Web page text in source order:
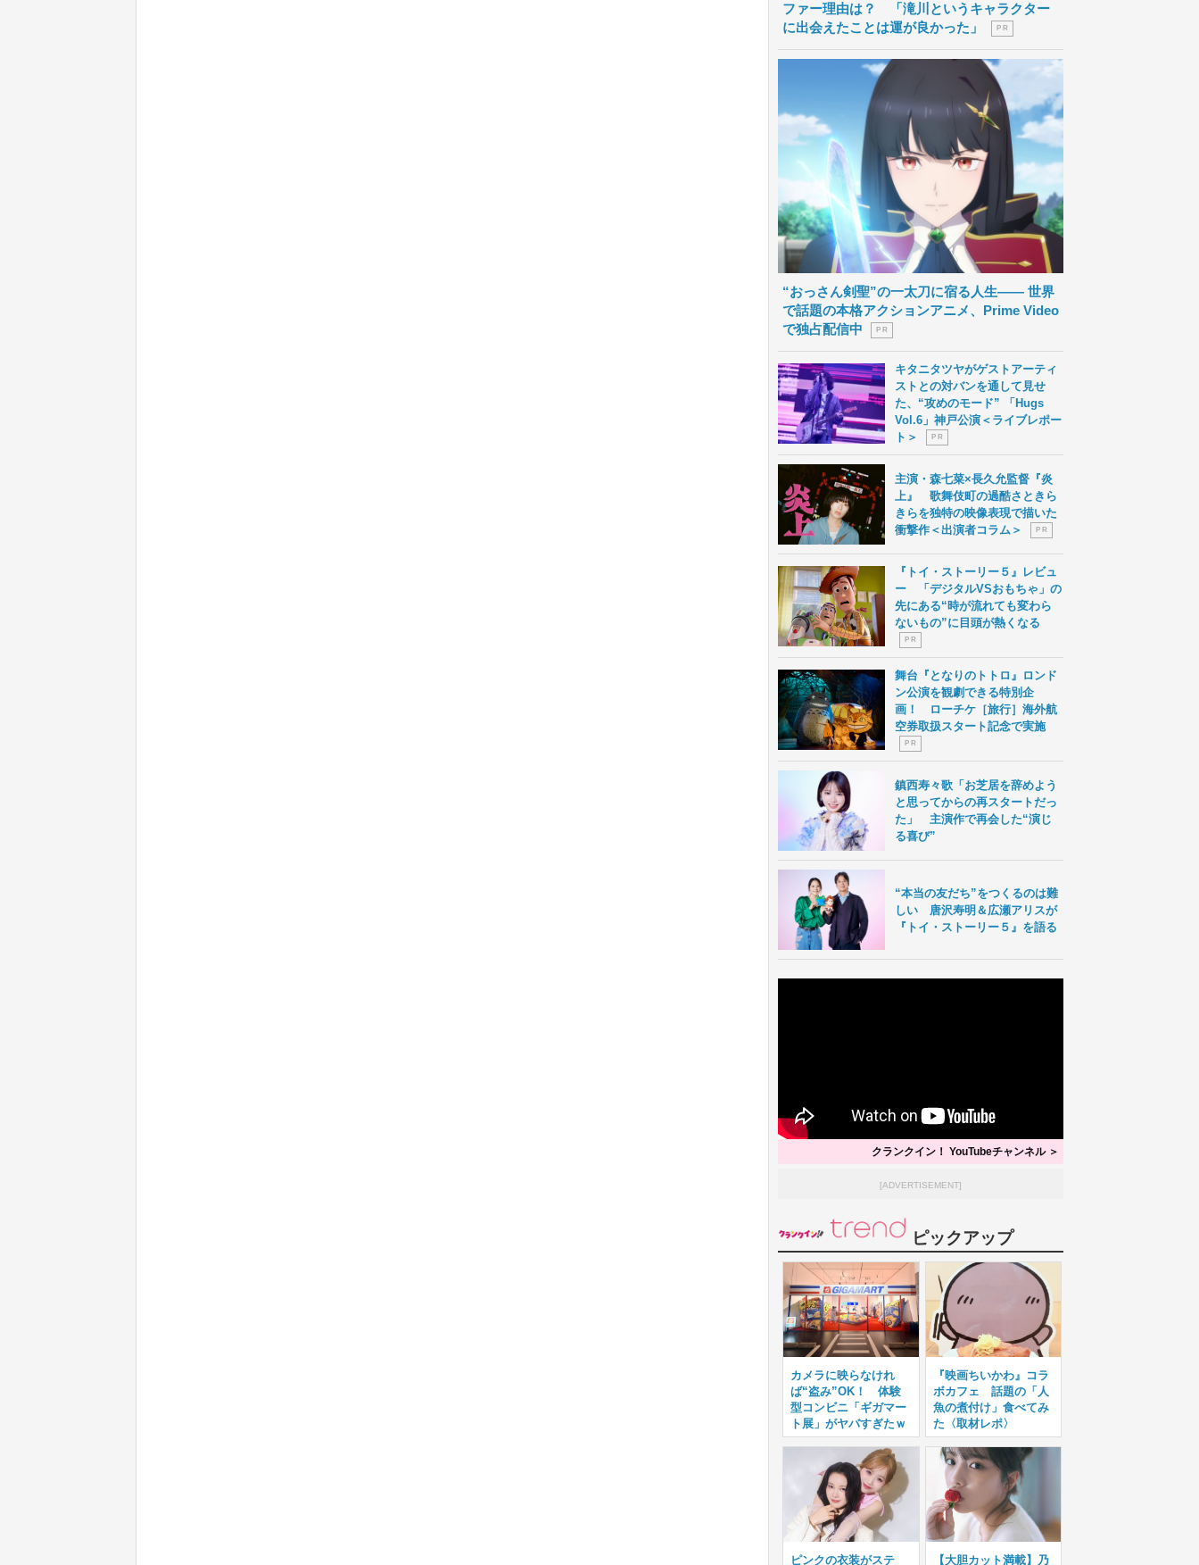
ファー理由は？ 「滝川というキャラクター
に出会えたことは運が良かった」
P R
“おっさん剣聖”の一太刀に宿る人生―― 世界
で話題の本格アクションアニメ、Prime Video
で独占配信中
P R
キタニタツヤがゲストアーティ
ストとの対バンを通して見せ
た、“攻めのモード” 「Hugs
Vol.6」神戸公演＜ライブレポー
ト＞
P R
主演・森七菜×長久允監督『炎
上』 歌舞伎町の過酷さときら
きらを独特の映像表現で描いた
衝撃作＜出演者コラム＞
P R
『トイ・ストーリー５』レビュ
ー 「デジタルVSおもちゃ」の
先にある“時が流れても変わら
ないもの”に目頭が熱くなる
P R
舞台『となりのトトロ』ロンド
ン公演を観劇できる特別企
画！ ローチケ［旅行］海外航
空券取扱スタート記念で実施
P R
鎮西寿々歌「お芝居を辞めよう
と思ってからの再スタートだっ
た」 主演作で再会した“演じ
る喜び”
“本当の友だち”をつくるのは難
しい 唐沢寿明＆広瀬アリスが
『トイ・ストーリー５』を語る
クランクイン！ YouTubeチャンネル ＞
[ADVERTISEMENT]
ピックアップ
カメラに映らなけれ
ば“盗み”OK！ 体験
型コンビニ「ギガマー
ト展」がヤバすぎたｗ
『映画ちいかわ』コラ
ボカフェ 話題の「人
魚の煮付け」食べてみ
た〈取材レポ〉
ピンクの衣装がステ 【大胆カット満載】乃